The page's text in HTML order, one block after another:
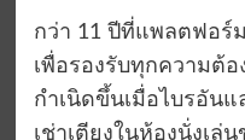
กว่า 11 ปีที่แพลตฟอร์
เพื่อรองรับทุกความต้
กำเนิดขึ้นเมื่อไบรอัน
เช่าเตียงในห้องนั่งเล่